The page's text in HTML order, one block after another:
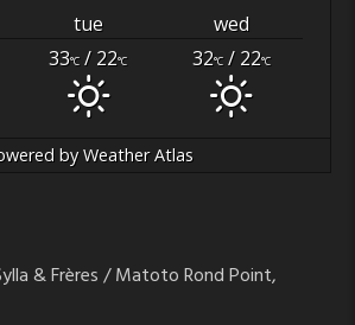
tue
wed
33°C / 22°C 32°C/ 22°C
byWeather Atlas
& Frères / Matoto Rond Point,